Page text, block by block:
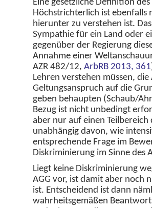
Eine gesetzliche Definition
Höchstrichterlich ist
hierunter zu verstehen ist.
Sympathie für ein Land oder
gegenüber der Regierung
Annahme einer
AZR 482/12, ArbRB 2013, 361
Lehren verstehen müssen,
Geltungsanspruch auf die
geben behaupten (Schaub/
Bezug ist nicht unbedingt
aber nur auf einen Teilbereich
unabhängig davon, wie
entsprechende Frage im
Diskriminierung im Sinne des
Liegt keine Diskriminierung
AGG vor, ist damit aber noch
ist. Entscheidend ist dann
wahrheitsgemäßen